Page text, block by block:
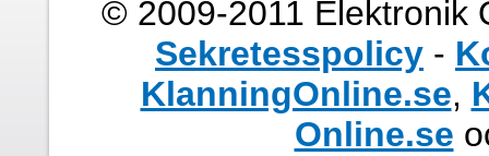
© 2009-2011 Elektronik
Sekretesspolicy -
KlanningOnline.se,
Online.se